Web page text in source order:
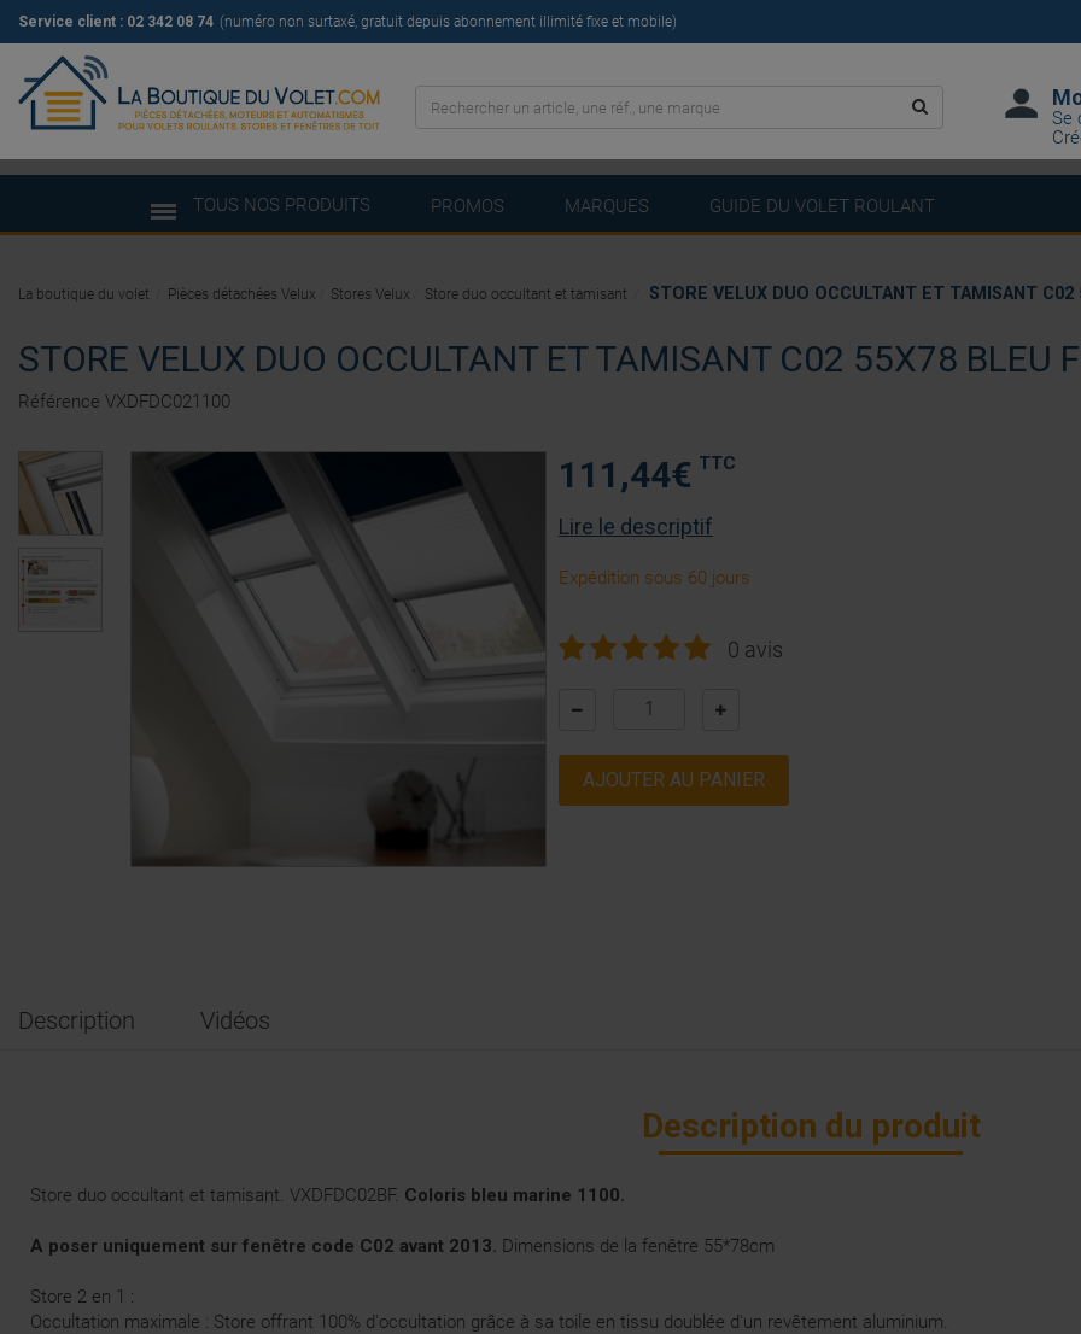
Service client : 02 342 08 74 (numéro non surtaxé, gratuit depuis abonnement illimité fixe et mobile)
Se
TOUS NOS PRODUITS PROMOS MARQUES GUIDE DU VOLET ROULANT
STORE VELUX DUO OCCULTANT ET TAMISANT C02 55X78 BLEU
Référence VXDFDC021100
111,44€ TTC
Lire le descriptif
Expédition sous 60 jours
0 avis
AJOUTER AU PANIER
Description Vidéos
Description du produit
Store duo occultant et tamisant. VXDFDC02BF. Coloris bleu marine 1100.
A poser uniquement sur fenêtre code C02 avant 2013. Dimensions de la fenêtre 55*78cm
Store 2 en 1 :
Occultation maximale : Store offrant 100% d'occultation grâce à sa toile en tissu doublée d'un revêtement aluminium.
La boutique du volet Pièces détachées Velux Stores Velux Store duo occultant et tamisant STORE VELUX DUO OCCULTANT ET TAMISANT